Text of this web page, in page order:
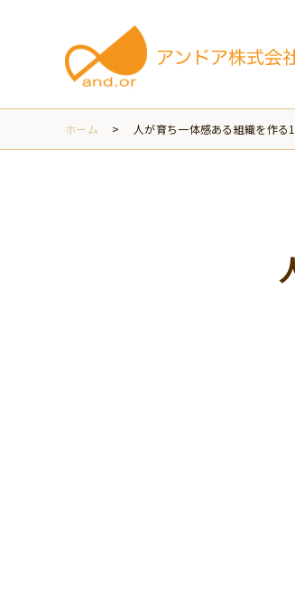
ホーム > 人が育ち一体感ある組織を作